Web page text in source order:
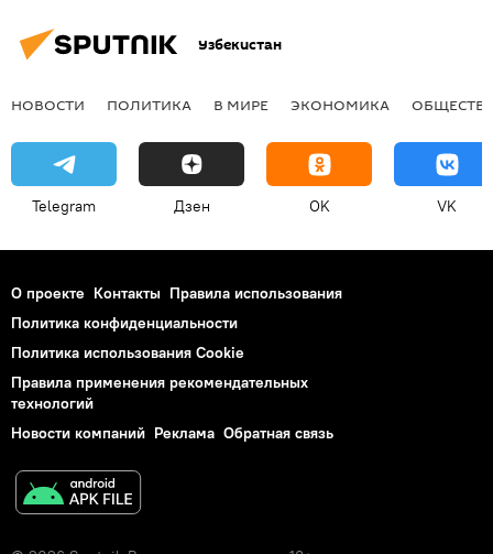
Узбекистан
НОВОСТИ ПОЛИТИКА В МИРЕ ЭКОНОМИКА
Telegram Дзен OK VK
О проекте Контакты Правила использования
Политика конфиденциальности
Политика использования Cookie
Правила применения рекомендательных
технологий
Новости компаний Реклама Обратная связь